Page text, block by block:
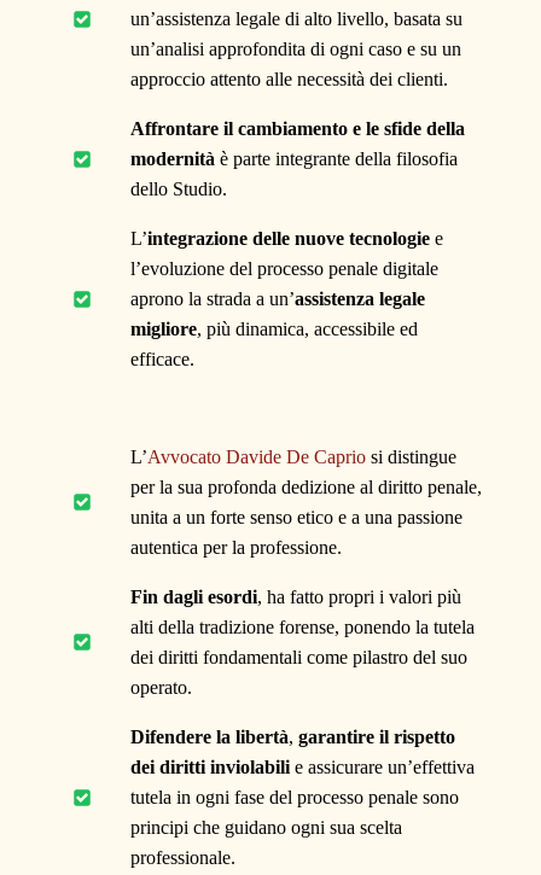
un’assistenza legale di alto livello, basata su
un’analisi approfondita di ogni caso e su un
approccio attento alle necessità dei clienti.
Affrontare il cambiamento e le sfide della
modernità è parte integrante della filosofia
dello Studio.
L’integrazione delle nuove tecnologie e
l’evoluzione del processo penale digitale
aprono la strada a un’assistenza legale
migliore, più dinamica, accessibile ed
efficace.
L’Avvocato Davide De Caprio si distingue
per la sua profonda dedizione al diritto penale,
unita a un forte senso etico e a una passione
autentica per la professione.
Fin dagli esordi, ha fatto propri i valori più
alti della tradizione forense, ponendo la tutela
dei diritti fondamentali come pilastro del suo
operato.
Difendere la libertà, garantire il rispetto
dei diritti inviolabili e assicurare un’effettiva
tutela in ogni fase del processo penale sono
principi che guidano ogni sua scelta
professionale.